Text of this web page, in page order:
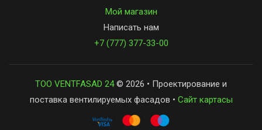
Мой магазин
Написать нам
+7 (777) 377-33-00
ТОО VENTFASAD 24© 2026 • Проектирование и
поставка вентилируемых фасадов • Сайт картасы